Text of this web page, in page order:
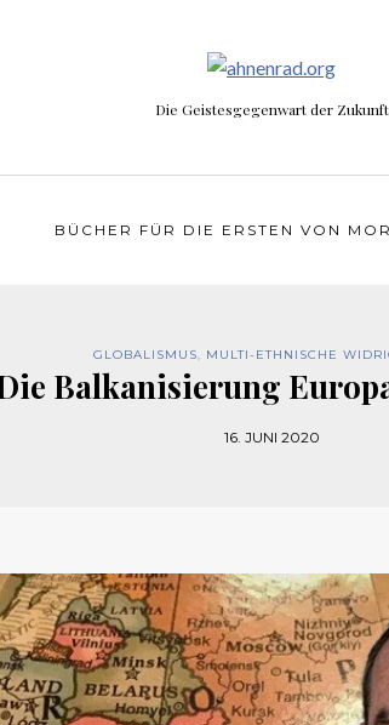
Die Geistesgegenwart der Zukunft
BÜCHER FÜR DIE ERSTEN VON
GLOBALISMUS, MULTI-ETHNISCHE
Balkanisierung
16. JUNI 2020